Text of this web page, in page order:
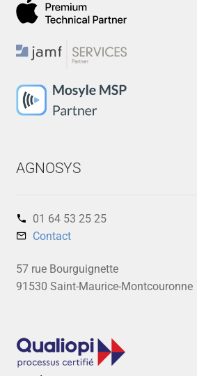
AGNOSYS
01 64 53 25 25‬
Contact
57 rue Bourguignette
91530 Saint-Maurice-Montcouronne